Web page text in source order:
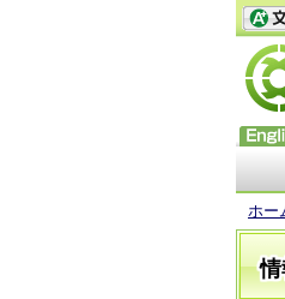
ホー